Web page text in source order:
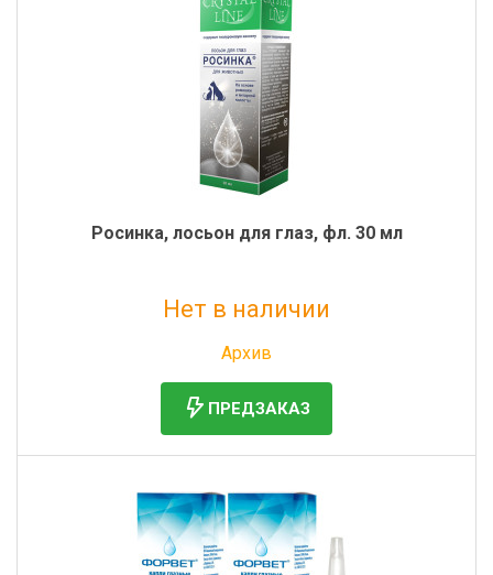
Росинка, лосьон для глаз, фл. 30 мл
Нет в наличии
Архив
ПРЕДЗАКАЗ